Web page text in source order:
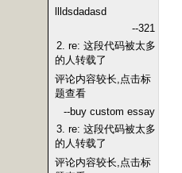
llldsdadasd
--321
2. re: 这段代码被太多
的人转载了
评论内容较长,点击标
题查看
--buy custom essay
3. re: 这段代码被太多
的人转载了
评论内容较长,点击标